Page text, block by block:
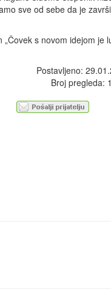
sve od sebe da je
s novom idejom je
Postavljeno:
Broj pregleda: